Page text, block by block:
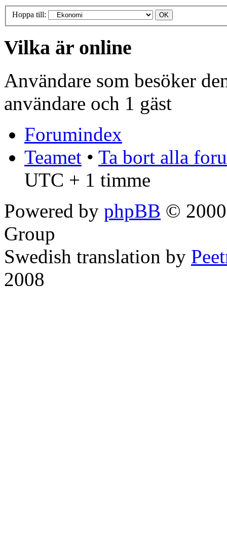
Hoppa till:
Vilka är online
Användare som besöker
användare och 1 gäst
Forumindex
Teamet • Ta bort alla
UTC + 1 timme
Powered by phpBB ©
Group
Swedish translation by
2008